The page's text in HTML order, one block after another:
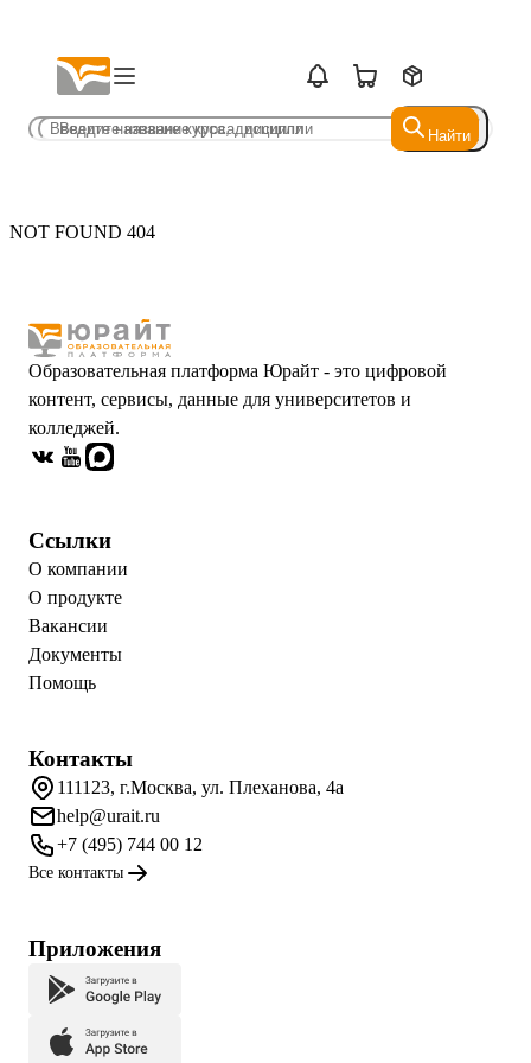
Найти
Найти
NOT FOUND 404
Образовательная платформа Юрайт - это цифровой
контент, сервисы, данные для университетов и
колледжей.
Ссылки
О компании
О продукте
Вакансии
Документы
Помощь
Контакты
111123, г.Москва, ул. Плеханова, 4а
help@urait.ru
+7 (495) 744 00 12
Все контакты
Приложения